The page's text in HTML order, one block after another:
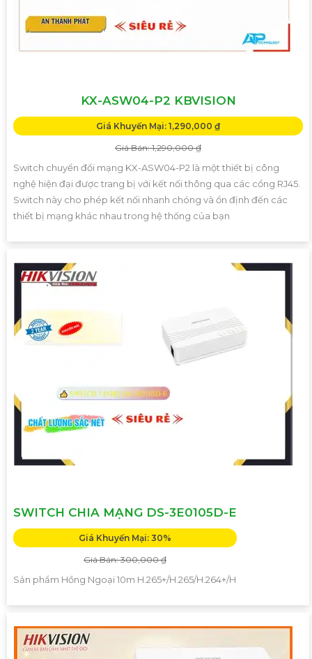
KX-ASW04-P2 KBVISION
Giá Khuyến Mại: 1,290,000 ₫
Giá Bán: 1,290,000 ₫
Switch chuyển đổi mạng KX-ASW04-P2 là một thiết bị công
nghệ hiện đại được trang bị với kết nối thông qua các cổng RJ45.
Switch này cho phép kết nối nhanh chóng và ổn định đến các
thiết bị mạng khác nhau trong hệ thống của bạn
SWITCH CHIA MẠNG DS-3E0105D-E
Giá Khuyến Mại: 30%
Giá Bán: 300,000 ₫
Sản phẩm Hồng Ngoại 10m H.265+/H.265/H.264+/H